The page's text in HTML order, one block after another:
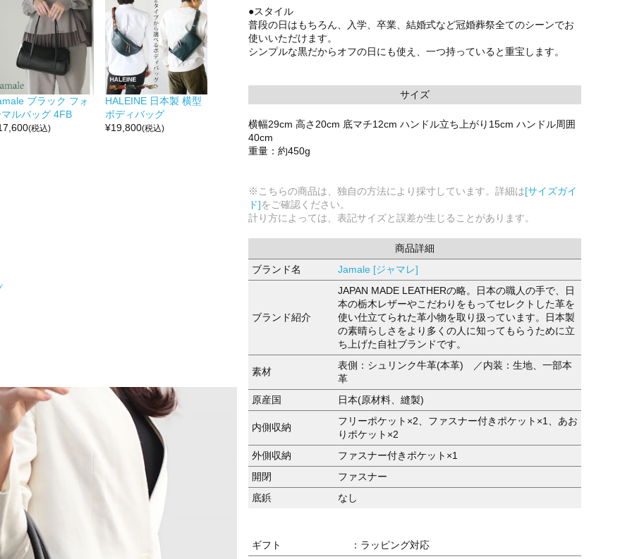
ブラック フォ
ルバッグ 4FB
(税込)
HALEINE 日本製 横型
ボディバッグ
¥19,800(税込)
●スタイル
普段の日はもちろん、入学、卒業、結婚式など冠婚葬祭全てのシーンでお
使いいただけます。
シンプルな黒だからオフの日にも使え、一つ持っていると重宝します。
サイズ
横幅29cm 高さ20cm 底マチ12cm ハンドル立ち上がり15cm ハンドル周囲
40cm
重量：約450g
※こちらの商品は、独自の方法により採寸しています。詳細は[サイズガイ
ド]をご確認ください。
計り方によっては、表記サイズと誤差が生じることがあります。
商品詳細
ブランド名
Jamale [ジャマレ]
ブランド紹介
JAPAN MADE LEATHERの略。日本の職人の手で、日
本の栃木レザーやこだわりをもってセレクトした革を
使い仕立てられた革小物を取り扱っています。日本製
の素晴らしさをより多くの人に知ってもらうために立
ち上げた自社ブランドです。
素材
表側：シュリンク牛革(本革) ／内装：生地、一部本
革
原産国
日本(原材料、縫製)
内側収納
フリーポケット×2、ファスナー付きポケット×1、あお
りポケット×2
外側収納
ファスナー付きポケット×1
開閉
ファスナー
底鋲
なし
ギフト
：ラッピング対応